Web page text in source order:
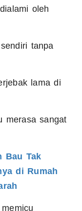
oleh
tanpa
lama di
merasa sangat
Bau Tak
di Rumah